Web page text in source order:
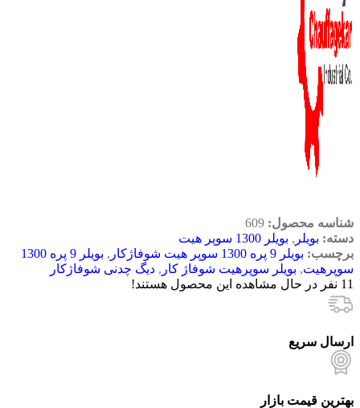
شناسه محصول: 609
دسته: بویلر , بویلر 1300 سوپر هیت
برچسب: بویلر 9 پره 1300 سوپر هیت شوفاژکار ,
بویلر 9 پره 1300
سوپرهیت, بویلر سوپرهیت شوفاژ کار , دیگ چدنی شوفاژکار
11 نفر در حال مشاهده این محصول هستند!
ارسال سریع
بهترین قیمت بازار